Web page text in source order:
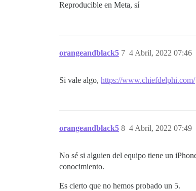
Reproducible en Meta, sí
orangeandblack5 4 Abril, 2022 07:46
7
Si vale algo, https://www.chiefdelphi.com/
orangeandblack5 4 Abril, 2022 07:49
8
No sé si alguien del equipo tiene un
conocimiento.
Es cierto que no hemos probado un 5.